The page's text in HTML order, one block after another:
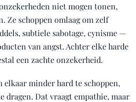
niet mogen tonen,
Ze schoppen omlaag om zelf
subtiele sabotage, cynisme —
van angst. Achter elke harde
een zachte onzekerheid.
elkaar minder hard te schoppen,
dragen. Dat vraagt empathie, maar